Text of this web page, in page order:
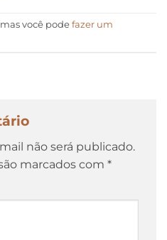
você pode fazer um
não será publicado.
marcados com *